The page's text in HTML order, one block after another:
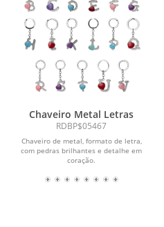
Chaveiro Metal Letras
RDBP$05467
Chaveiro de metal, formato de letra,
com pedras brilhantes e detalhe em
coração.